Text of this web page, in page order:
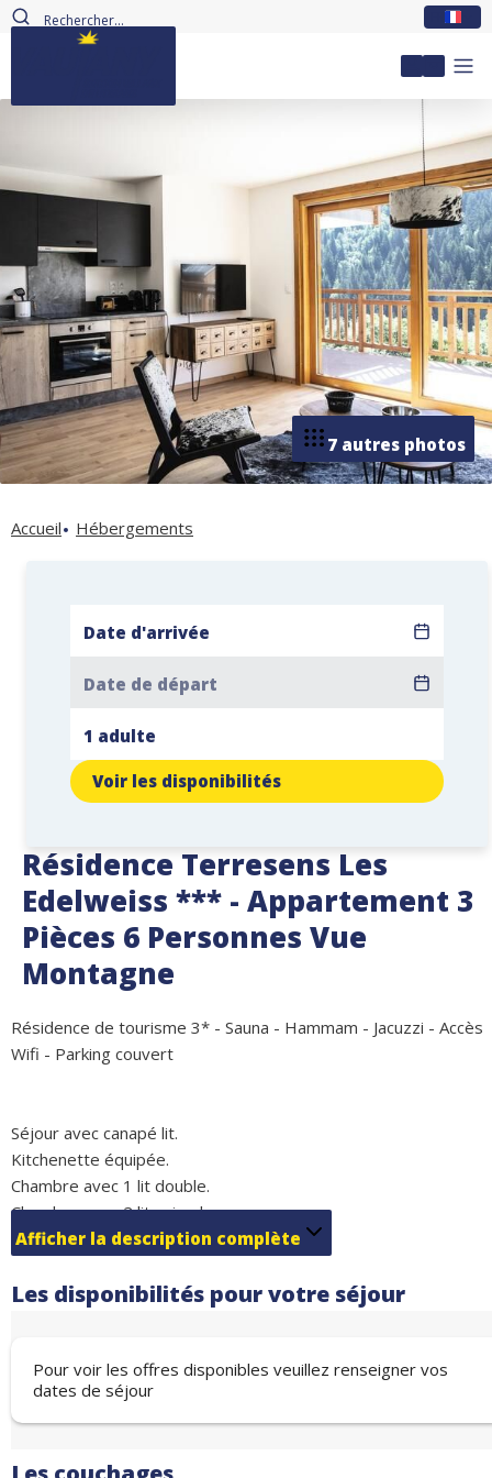
Mon
7 autres photos
Accueil Hébergements
Résidence Terresens Les
Edelweiss *** - Appartement 3
Pièces 6 Personnes Vue
Montagne
Résidence de tourisme 3* - Sauna - Hammam - Jacuzzi - Accès
Wifi - Parking couvert
Séjour avec canapé lit.
Kitchenette équipée.
Chambre avec 1 lit double.
Chambre avec 2 lits simples.
Salle de bain.
WC séparés.
L'appartement est équipé d'une télévision, d'un réfrigérateur,
Afficher la description complète
Les disponibilités pour votre séjour
Pour voir les offres disponibles veuillez renseigner vos
dates de séjour
Voir les disponibilités